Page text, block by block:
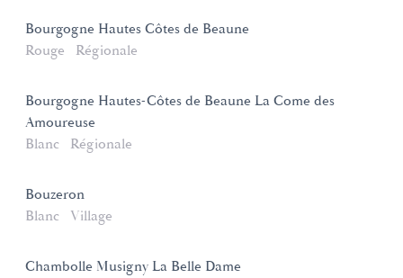
Bourgogne Hautes Côtes de Beaune
Rouge
Régionale
Bourgogne Hautes-Côtes de Beaune La Come des
Amoureuse
Blanc
Régionale
Bouzeron
Blanc
Village
Chambolle Musigny La Belle Dame